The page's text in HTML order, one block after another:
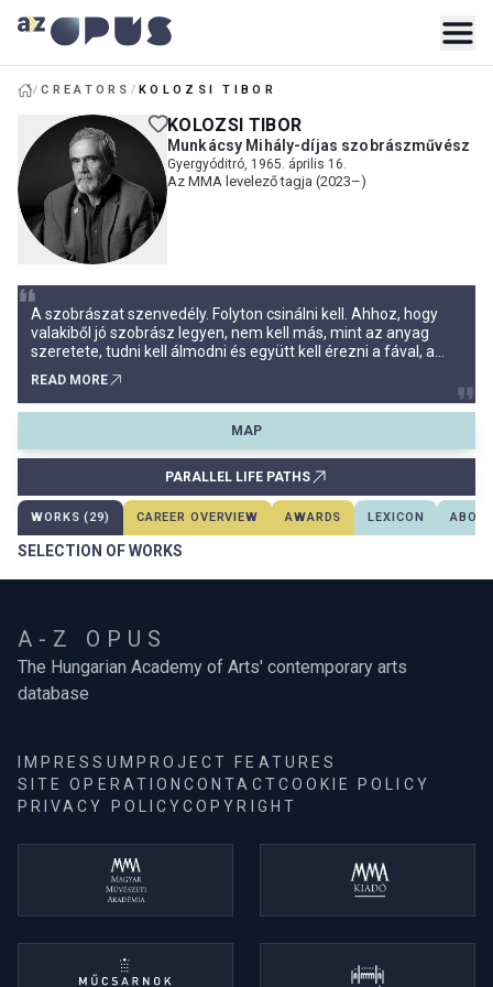
/CREATORS /KOLOZSI TIBOR
KOLOZSI TIBOR
Munkácsy Mihály-díjas szobrászművész
Gyergyóditró, 1965. április 16.
Az MMA levelező tagja (2023–)
A szobrászat szenvedély. Folyton csinálni kell. Ahhoz, hogy
valakiből jó szobrász legyen, nem kell más, mint az anyag
szeretete, tudni kell álmodni és együtt kell érezni a fával, a
Gyergyóditróban született 1965 áprilisában, mondhatni
ihletett környezetben, a havasok, a rengeteg lábánál
READ MORE
MAP
PARALLEL LIFE PATHS
WORKS (29) CAREER OVERVIEW AWARDS LEXICON
SELECTION OF WORKS
A-Z OPUS
The Hungarian Academy of Arts' contemporary arts
database
IMPRESSUM PROJECT FEATURES
SITE OPERATIONCONTACTCOOKIE POLICY
PRIVACY POLICYCOPYRIGHT